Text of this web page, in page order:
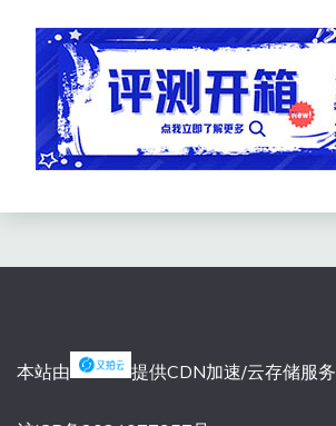
本站由 提供CDN加速/云存储服务